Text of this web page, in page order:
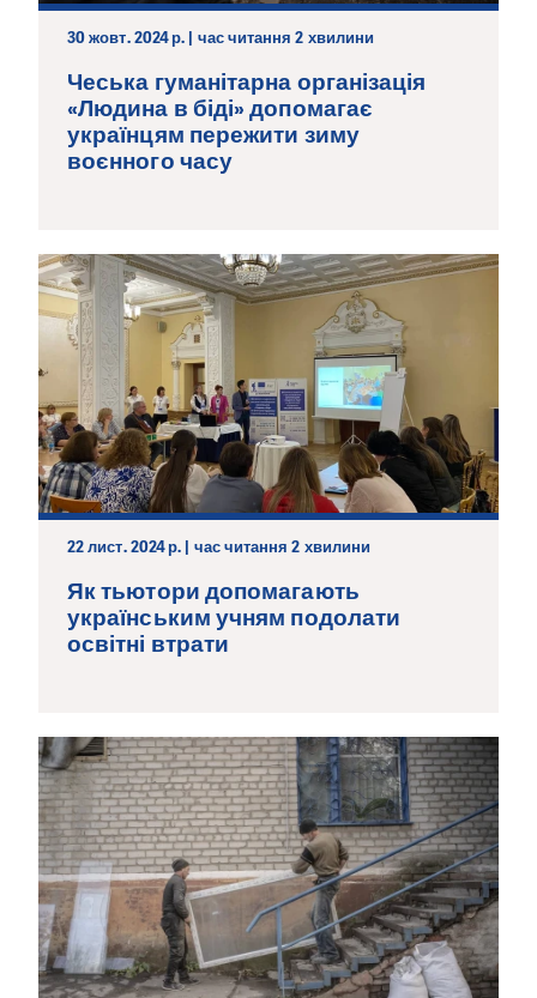
30 жовт. 2024 р. | час читання 2 хвилини
Чеська гуманітарна організація
«Людина в біді» допомагає
українцям пережити зиму
воєнного часу
22 лист. 2024 р. | час читання 2 хвилини
Як тьютори допомагають
українським учням подолати
освітні втрати